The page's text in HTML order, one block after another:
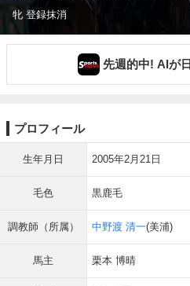
牝 登録抹消
先週的中! AIが
プロフィール
生年月日 2005年2月21日
毛色 黒鹿毛
調教師（所属） 中野渡 清一(美浦)
馬主 栗本 博晴